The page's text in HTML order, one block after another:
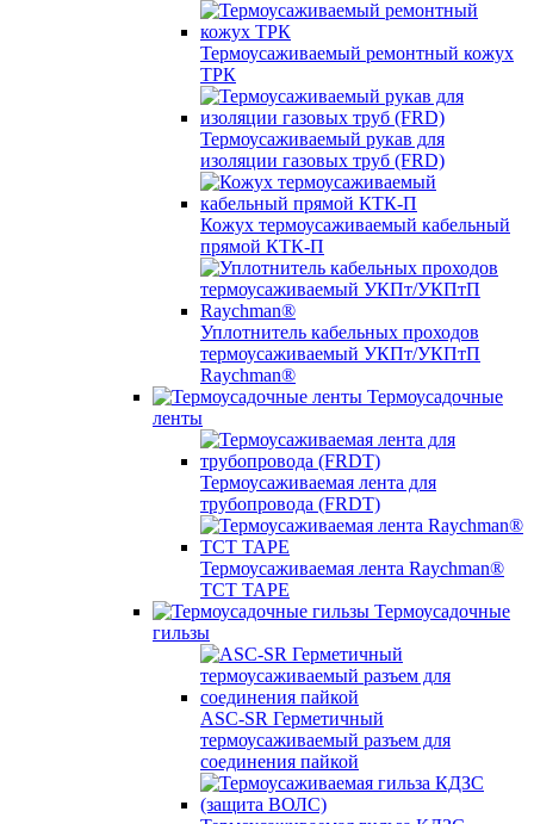
Термоусаживаемый ремонтный кожух
ТРК
Термоусаживаемый рукав для
изоляции газовых труб (FRD)
Кожух термоусаживаемый кабельный
прямой КТК-П
Уплотнитель кабельных проходов
термоусаживаемый УКПт/УКПтП
Raychman®
Термоусадочные
ленты
Термоусаживаемая лента для
трубопровода (FRDT)
Термоусаживаемая лента Raychman®
TCT TAPE
Термоусадочные
гильзы
ASC‐SR Герметичный
термоусаживаемый разъем для
соединения пайкой